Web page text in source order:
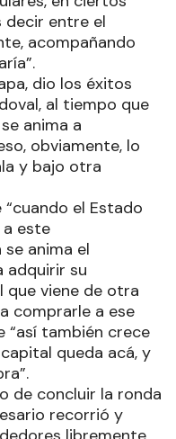
decir entre el
acompañando
dio los éxitos
al tiempo que
anima a
obviamente, lo
y bajo otra
el Estado
este
anima el
adquirir su
que viene de otra
comprarle a ese
“así también crece
queda acá, y
de concluir la ronda
recorrió y